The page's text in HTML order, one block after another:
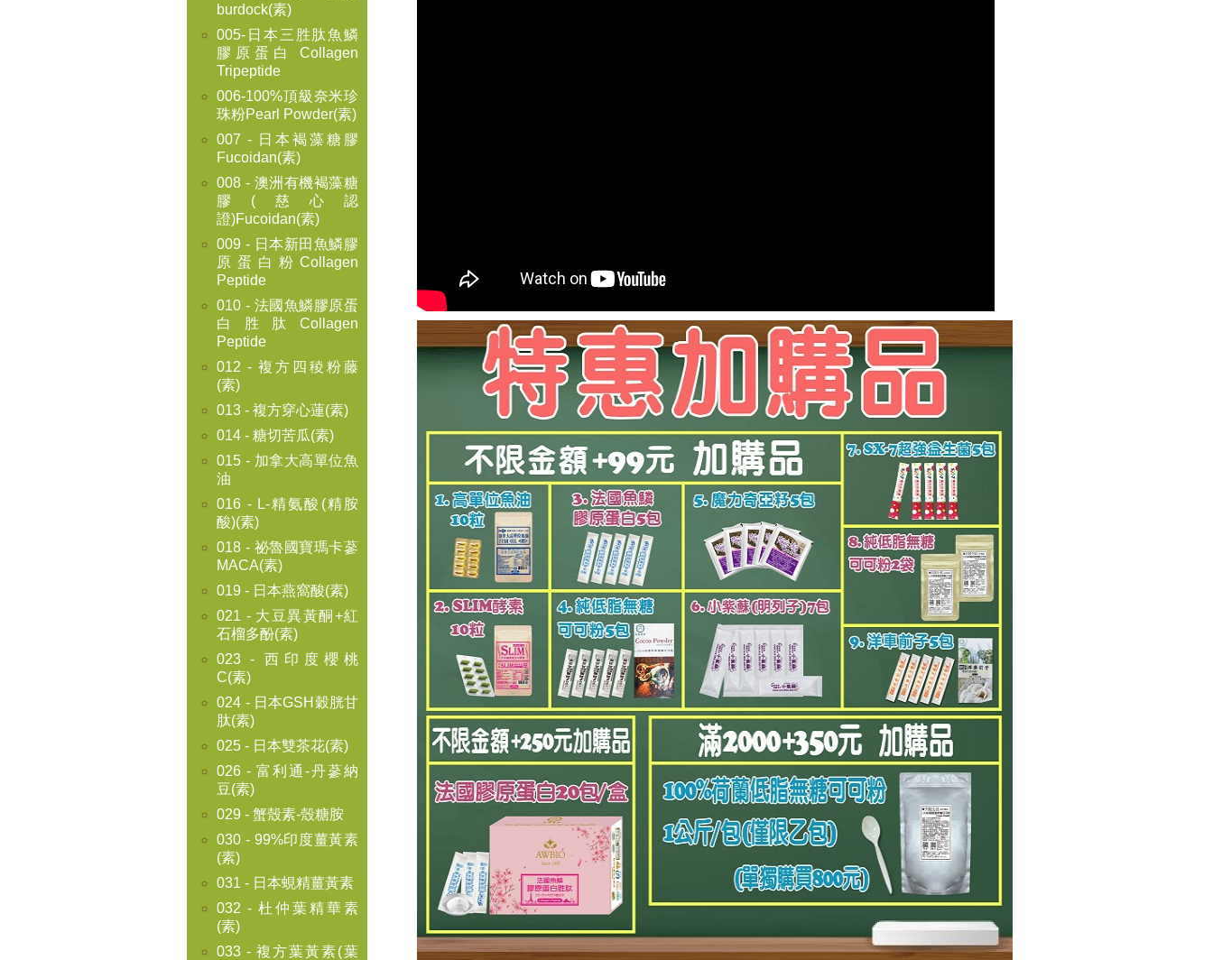
burdock(素)
005-日本三胜肽魚鱗
膠原蛋白 Collagen
Tripeptide
006-100%頂級奈米珍
珠粉Pearl Powder(素)
007 - 日本褐藻糖膠
Fucoidan(素)
008 - 澳洲有機褐藻糖
膠(慈心認
證)Fucoidan(素)
009 - 日本新田魚鱗膠
原蛋白粉Collagen
Peptide
010 - 法國魚鱗膠原蛋
白胜肽Collagen
Peptide
012 - 複方四稜粉藤
(素)
013 - 複方穿心蓮(素)
014 - 糖切苦瓜(素)
015 - 加拿大高單位魚
油
016 - L-精氨酸(精胺
酸)(素)
018 - 祕魯國寶瑪卡蔘
MACA(素)
019 - 日本燕窩酸(素)
021 - 大豆異黃酮+紅
石榴多酚(素)
023 - 西印度櫻桃
C(素)
024 - 日本GSH穀胱甘
肽(素)
025 - 日本雙茶花(素)
026 - 富利通-丹蔘納
豆(素)
029 - 蟹殼素-殼糖胺
030 - 99%印度薑黃素
(素)
031 - 日本蜆精薑黃素
032 - 杜仲葉精華素
(素)
033 - 複方葉黃素(葉